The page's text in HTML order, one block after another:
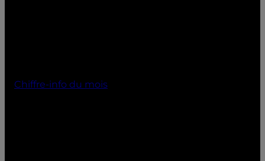
Chiffre-info du mois